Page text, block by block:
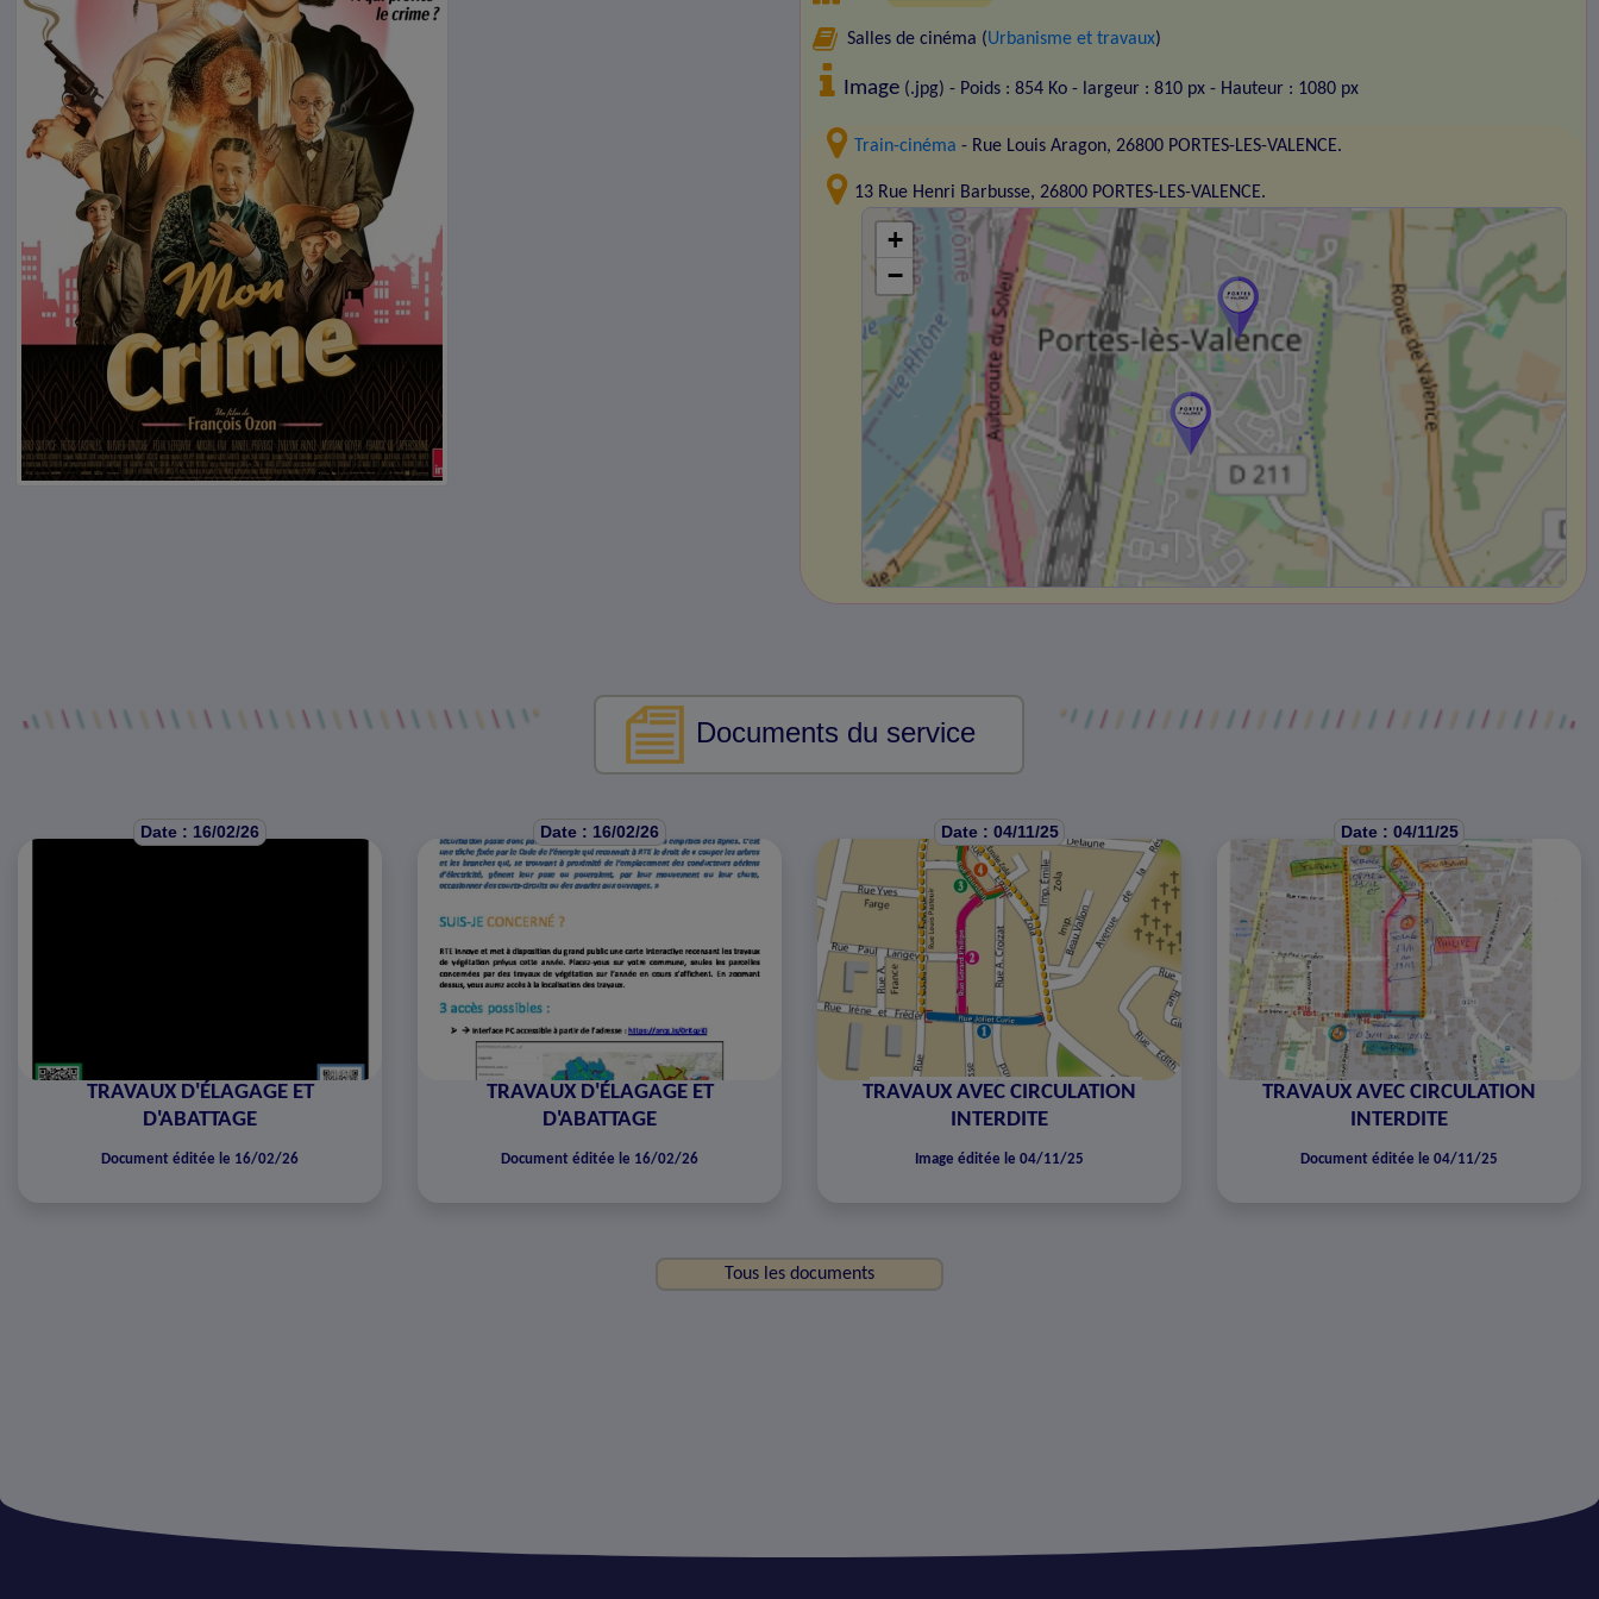
Salles de cinéma (Urbanisme et travaux)
Image (.jpg) - Poids : 854 Ko - largeur : 810 px - Hauteur : 1080 px
Train-cinéma - Rue Louis Aragon, 26800 PORTES-LES-VALENCE.
13 Rue Henri Barbusse, 26800 PORTES-LES-VALENCE.
+
−
Documents du service
Date : 16/02/26
TRAVAUX D'ÉLAGAGE ET
D'ABATTAGE
Document éditée le 16/02/26
Date : 16/02/26
TRAVAUX D'ÉLAGAGE ET
D'ABATTAGE
Document éditée le 16/02/26
Date : 04/11/25
TRAVAUX AVEC CIRCULATION
INTERDITE
Image éditée le 04/11/25
Date : 04/11/25
TRAVAUX AVEC CIRCULATION
INTERDITE
Document éditée le 04/11/25
Tous les documents